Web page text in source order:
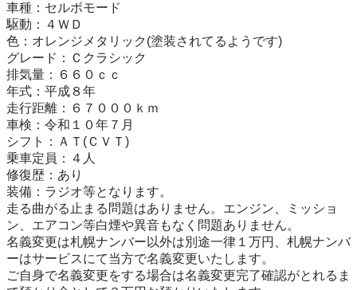
車種：セルボモード
駆動：４ＷＤ
色：オレンジメタリック(塗装されてるようです)
グレード：Ｃクラシック
排気量：６６０ｃｃ
年式：平成８年
走行距離：６７０００ｋｍ
車検：令和１０年７月
シフト：ＡＴ(ＣＶＴ)
乗車定員：４人
修復歴：あり
装備：ラジオ等となります。
走る曲がる止まる問題はありません。エンジン、ミッショ
ン、エアコン等白煙や異音もなく問題ありません。
名義変更は札幌ナンバー以外は別途一律１万円、札幌ナンバ
ーはサービスにて当方で名義変更いたします。
ご自身で名義変更をする場合は名義変更完了確認がとれるま